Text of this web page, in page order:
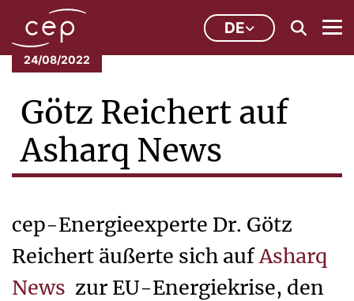
DE
24/08/2022
Götz Reichert auf
Asharq News
cep-Energieexperte Dr. Götz
Reichert äußerte sich aufAsharq
News zur EU-Energiekrise, den